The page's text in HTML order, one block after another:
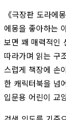
《극장판 도라에
에몽을 좋아하는
보면 꽤 매력적인
따라가며 읽는 구
스럽게 책장에 손
한 캐릭터북을 넘
입문용 어린이 교